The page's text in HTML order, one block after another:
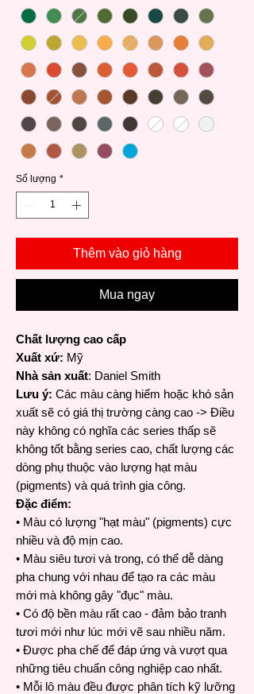
Số lượng *
Thêm vào giỏ hàng
Mua ngay
Chất lượng cao cấp
Xuất xứ: Mỹ
Nhà sản xuất: Daniel Smith
Lưu ý: Các màu càng hiếm hoặc khó sản
xuất sẽ có giá thị trường càng cao -> Điều
này không có nghĩa các series thấp sẽ
không tốt bằng series cao, chất lượng các
dòng phụ thuộc vào lượng hạt màu
(pigments) và quá trình gia công.
Đặc điểm:
• Màu có lượng "hạt màu" (pigments) cực
nhiều và độ mịn cao.
• Màu siêu tươi và trong, có thể dễ dàng
pha chung với nhau để tạo ra các màu
mới mà không gây "đục" màu.
• Có độ bền màu rất cao - đảm bảo tranh
tươi mới như lúc mới vẽ sau nhiều năm.
• Được pha chế để đáp ứng và vượt qua
những tiêu chuẩn công nghiệp cao nhất.
• Mỗi lô màu đều được phân tích kỹ lưỡng